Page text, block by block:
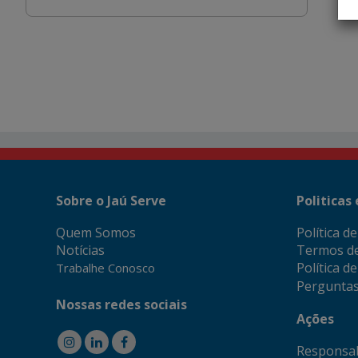
Sobre o Jaú Serve
Quem Somos
Notícias
Trabalhe Conosco
Nossas redes sociais
Politicas
Política
Termos
Política
Ações